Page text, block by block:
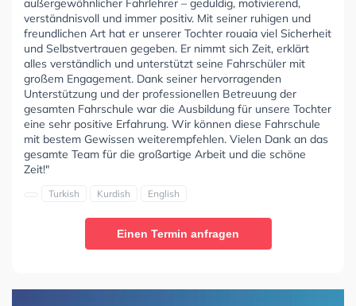
außergewöhnlicher Fahrlehrer – geduldig, motivierend,
verständnisvoll und immer positiv. Mit seiner ruhigen und
freundlichen Art hat er unserer Tochter rouaia viel Sicherheit
und Selbstvertrauen gegeben. Er nimmt sich Zeit, erklärt
alles verständlich und unterstützt seine Fahrschüler mit
großem Engagement. Dank seiner hervorragenden
Unterstützung und der professionellen Betreuung der
gesamten Fahrschule war die Ausbildung für unsere Tochter
eine sehr positive Erfahrung. Wir können diese Fahrschule
mit bestem Gewissen weiterempfehlen. Vielen Dank an das
gesamte Team für die großartige Arbeit und die schöne
Zeit!"
Turkish Kurdish English
Einen Termin anfragen